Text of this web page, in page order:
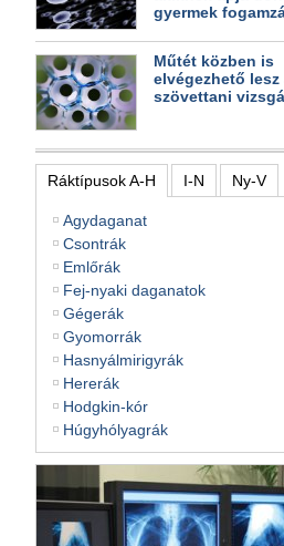
gyermek
Műtét közben is
elvégezhető lesz
szövettani
Ráktípusok A-H I-N Ny-V
Agydaganat
Csontrák
Emlőrák
Fej-nyaki daganatok
Gégerák
Gyomorrák
Hasnyálmirigyrák
Hererák
Hodgkin-kór
Húgyhólyagrák